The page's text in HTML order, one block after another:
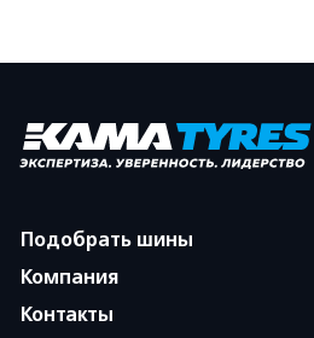
Подобрать шины
Компания
Контакты